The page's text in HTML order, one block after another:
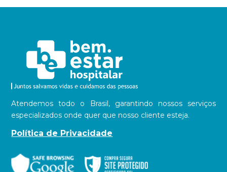
Atendemos todo o Brasil, garantindo nossos serviços
especializados onde quer que nosso cliente esteja.
Política de Privacidade